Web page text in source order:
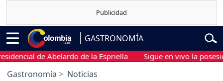
GASTRONOMÍA
de Abelardo de la Espriella Sigue en vivo la
Gastronomía Noticias